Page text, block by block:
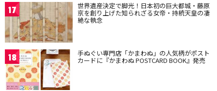
17 世界遺産決定で脚光！日本初の巨大都城・藤原
京を創り上げた知られざる女帝・持統天皇の凄
絶な執念
18 手ぬぐい専門店「かまわぬ」の人気柄がポスト
カードに『かまわぬ POSTCARD BOOK』発売